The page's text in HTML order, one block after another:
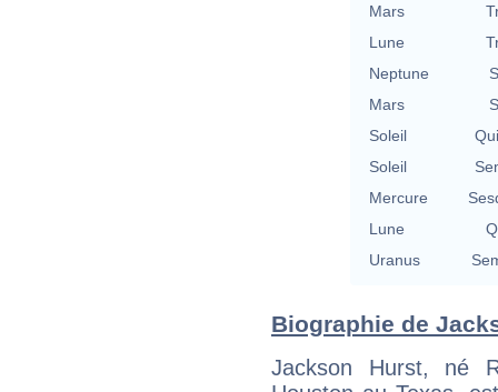
Mars
Lune
Neptune
Mars
Soleil
Soleil
Mercure
Lune
Uranus
Biographie de
Jackson Hurst, né